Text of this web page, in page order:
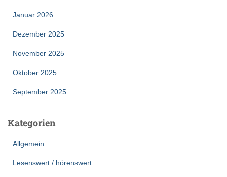
Januar 2026
Dezember 2025
November 2025
Oktober 2025
September 2025
Kategorien
Allgemein
Lesenswert / hörenswert